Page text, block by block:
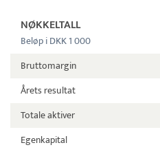
NØKKELTALL
Beløp i DKK 1 000
Bruttomargin
Årets resultat
Totale aktiver
Egenkapital